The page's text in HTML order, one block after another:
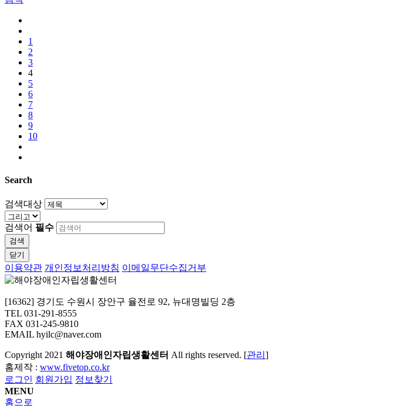
1
2
3
4
5
6
7
8
9
10
Search
검색대상
검색어 필수
검색
닫기
이용약관 개인정보처리방침 이메일무단수집거부
[16362] 경기도 수원시 장안구 율전로 92, 뉴대명빌딩 2층
TEL 031-291-8555
FAX 031-245-9810
EMAIL hyilc@naver.com
Copyright 2021 해야장애인자립생활센터 All rights reserved. [관리 ]
홈제작 : www.fivetop.co.kr
로그인 회원가입 정보찾기
MENU
홈으로